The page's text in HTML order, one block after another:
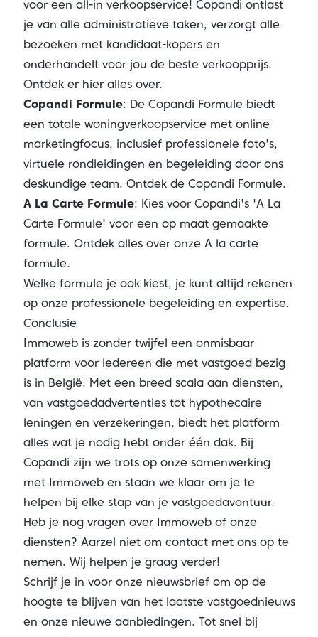
voor een all-in verkoopservice! Copandi ontlast
je van alle administratieve taken, verzorgt alle
bezoeken met kandidaat-kopers en
onderhandelt voor jou de beste verkoopprijs.
Ontdek er hier alles over.
Copandi Formule: De Copandi Formule biedt
een totale woningverkoopservice met online
marketingfocus, inclusief professionele foto's,
virtuele rondleidingen en begeleiding door ons
deskundige team. Ontdek de Copandi Formule.
A La Carte Formule: Kies voor Copandi's 'A La
Carte Formule' voor een op maat gemaakte
formule. Ontdek alles over onze A la carte
formule.
Welke formule je ook kiest, je kunt altijd rekenen
op onze professionele begeleiding en expertise.
Conclusie
Immoweb is zonder twijfel een onmisbaar
platform voor iedereen die met vastgoed bezig
is in België. Met een breed scala aan diensten,
van vastgoedadvertenties tot hypothecaire
leningen en verzekeringen, biedt het platform
alles wat je nodig hebt onder één dak. Bij
Copandi zijn we trots op onze samenwerking
met Immoweb en staan we klaar om je te
helpen bij elke stap van je vastgoedavontuur.
Heb je nog vragen over Immoweb of onze
diensten? Aarzel niet om contact met ons op te
nemen. Wij helpen je graag verder!
Schrijf je in voor onze nieuwsbrief om op de
hoogte te blijven van het laatste vastgoednieuws
en onze nieuwe aanbiedingen. Tot snel bij